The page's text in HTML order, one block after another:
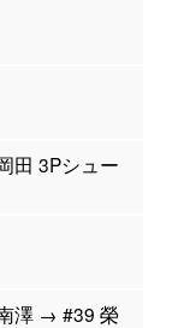
田 3Pシュー
澤 → #39 榮